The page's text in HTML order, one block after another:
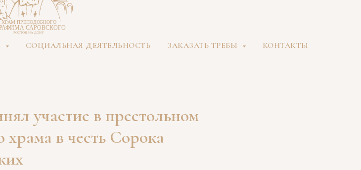
СОЦИАЛЬНАЯ ДЕЯТЕЛЬНОСТЬ ЗАКАЗАТЬ ТРЕБЫ КОНТАКТЫ
участие в престольном
храма в честь Сорока